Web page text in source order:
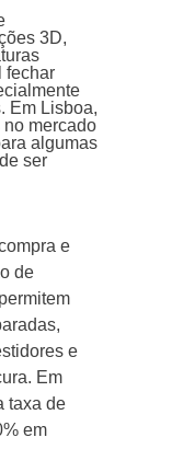
3D,
fechar
Em Lisboa,
mercado
algumas
ser
e
de
e
Em
taxa de
em